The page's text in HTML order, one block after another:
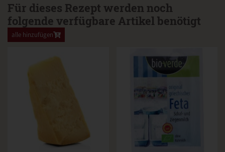
Für dieses Rezept werden noch
folgende verfügbare Artikel benötigt
alle hinzufügen